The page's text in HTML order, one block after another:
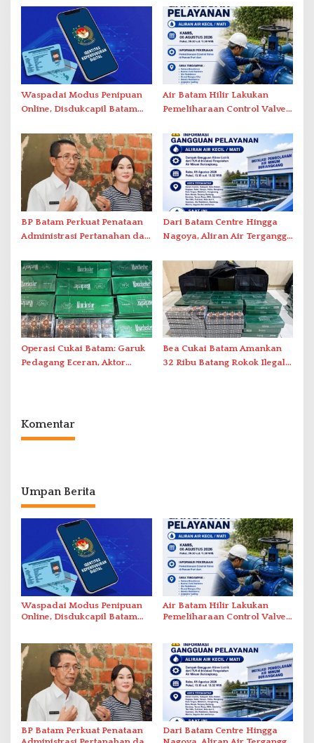
Waspadai Modus Penipuan
Online, Disdukcapil Batam
Tatap Muka
Air Batam Hilir Lakukan
Pemeliharaan Control Valve,
BP Batam Perkuat Penataan
Administrasi Pertanahan dan
Dari Batam Centre Hingga
Nagoya, Aliran Air Terganggu
Duriangkang
Operasi Cukai Batam: Garuk
Pedagang Eceran, Aktor
Bea Cukai Batam Amankan
32 Ribu Batang Rokok Ilegal
Komentar
Umpan Berita
Waspadai Modus Penipuan
Online, Disdukcapil Batam
Air Batam Hilir Lakukan
Pemeliharaan Control Valve,
BP Batam Perkuat Penataan
Dari Batam Centre Hingga